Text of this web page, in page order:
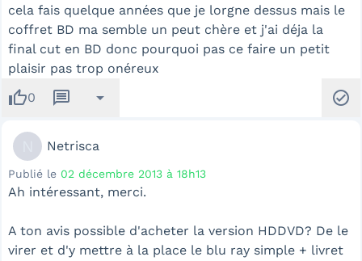
cela fais quelque années que je lorgne dessus mais le
coffret BD ma semble un peut chère et j'ai déja la
final cut en BD donc pourquoi pas ce faire un petit
plaisir pas trop onéreux
thumb_up0 message arrow_drop_down check_circle
Netrisca
Publié le 02 décembre 2013 à 18h13
Ah intéressant, merci.
A ton avis possible d'acheter la version HDDVD? De le
virer et d'y mettre à la place le blu ray simple + livret